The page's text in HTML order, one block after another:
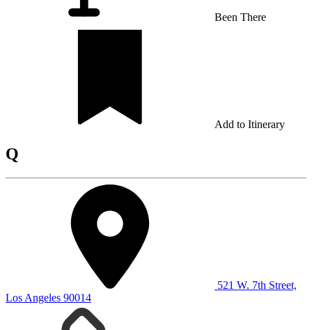
Been There
Add to Itinerary
Q
521 W. 7th Street,
Los Angeles 90014